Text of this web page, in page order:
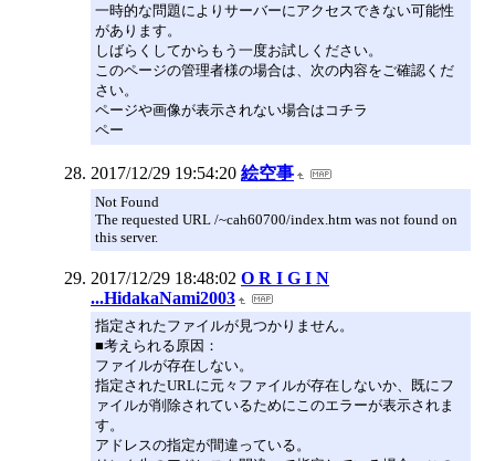
一時的な問題によりサーバーにアクセスできない可能性
があります。
しばらくしてからもう一度お試しください。
このページの管理者様の場合は、次の内容をご確認くだ
さい。
ページや画像が表示されない場合はコチラ
ペー
2017/12/29 19:54:20 絵空事
Not Found
The requested URL /~cah60700/index.htm was not found on
this server.
2017/12/29 18:48:02 O R I G I N
...HidakaNami2003
指定されたファイルが見つかりません。
■考えられる原因：
ファイルが存在しない。
指定されたURLに元々ファイルが存在しないか、既にフ
ァイルが削除されているためにこのエラーが表示されま
す。
アドレスの指定が間違っている。